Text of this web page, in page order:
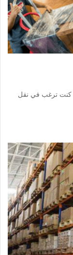
كنت ترغب في نقل